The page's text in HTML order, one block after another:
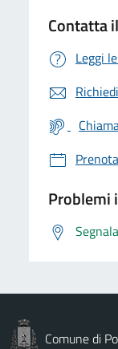
Contatta
Leggi
Problemi
Comune di